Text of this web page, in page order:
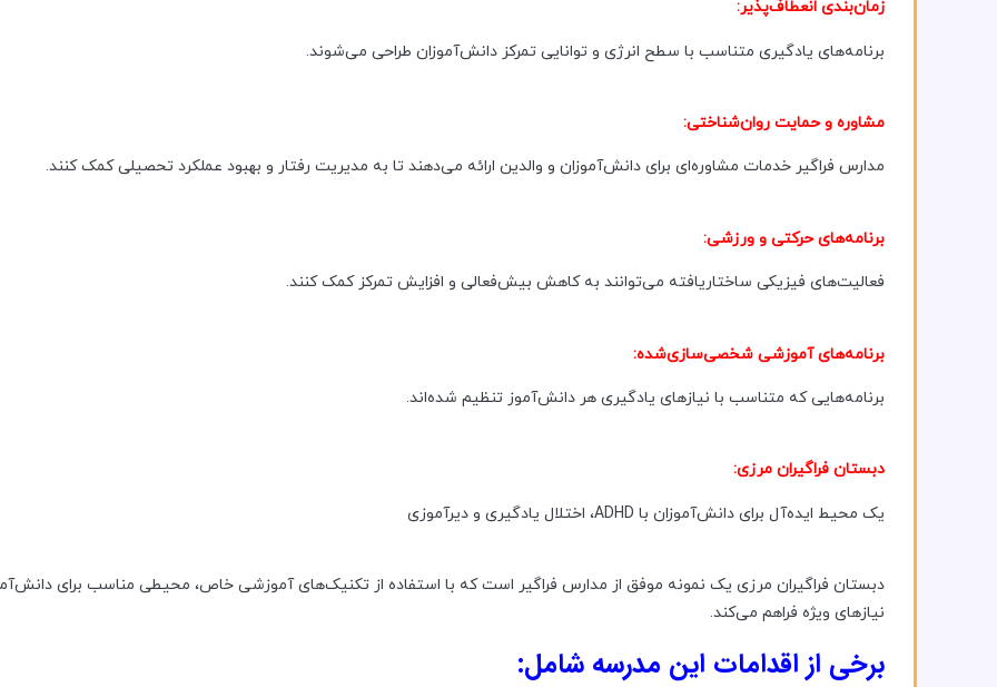
زمان‌بندی انعطاف‌پذیر:
برنامه‌های یادگیری متناسب با سطح انرژی و توانایی تمرکز دانش‌آموزان طراحی می‌شوند.
مشاوره و حمایت روان‌شناختی:
مدارس فراگیر خدمات مشاوره‌ای برای دانش‌آموزان و والدین ارائه می‌دهند تا به مدیریت رفتار و بهبود عملکرد تحصیلی کمک کنند.
برنامه‌های حرکتی و ورزشی:
فعالیت‌های فیزیکی ساختاریافته می‌توانند به کاهش بیش‌فعالی و افزایش تمرکز کمک کنند.
برنامه‌های آموزشی شخصی‌سازی‌شده:
برنامه‌هایی که متناسب با نیازهای یادگیری هر دانش‌آموز تنظیم شده‌اند.
دبستان فراگیران مرزی:
یک محیط ایده‌آل برای دانش‌آموزان با ADHD، اختلال یادگیری و دیرآموزی
دبستان فراگیران مرزی یک نمونه موفق از مدارس فراگیر است که با استفاده از تکنیک‌های آموزشی خاص، محیطی مناسب برای
نیازهای ویژه فراهم می‌کند.
برخی از اقدامات این مدرسه شامل: